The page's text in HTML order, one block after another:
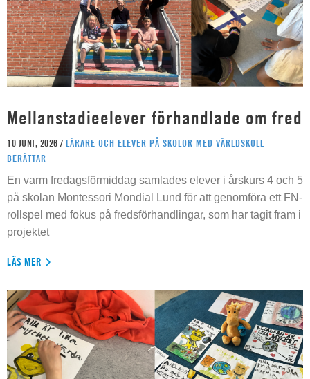
Mellanstadieelever förhandlade om fred
10 JUNI, 2026 / LÄRARE OCH ELEVER PÅ SKOLOR MED VÄRLDSKOLL
BERÄTTAR
En varm fredagsförmiddag samlades elever i årskurs 4 och 5
på skolan Montessori Mondial Lund för att genomföra ett FN-
rollspel med fokus på fredsförhandlingar, som har tagit fram i
projektet
LÄS MER